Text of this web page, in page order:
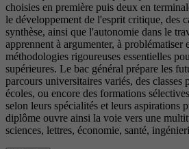
choisies en première puis deux en
le développement de l'esprit critique, des
synthèse, ainsi que l'autonomie dans le
apprennent à argumenter, à problématiser
méthodologies rigoureuses essentielles
supérieures. Le bac général prépare les
parcours universitaires variés, des classes
écoles, ou encore des formations
selon leurs spécialités et leurs aspirations
diplôme ouvre ainsi la voie vers une
sciences, lettres, économie, santé,